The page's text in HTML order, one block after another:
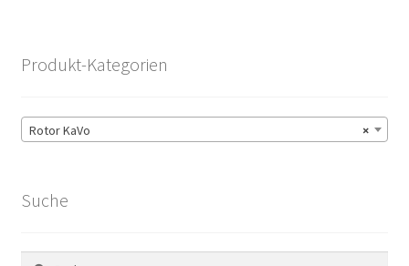
Produkt-Kategorien
×
Rotor KaVo
Suche
Suchen